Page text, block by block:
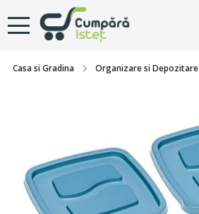
Casa si Gradina Organizare si Depozitare